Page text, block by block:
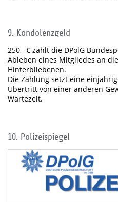
9. Kondolenzgeld
250,- € zahlt die DPolG
Ableben eines Mitgliedes an
Hinterbliebenen.
Die Zahlung setzt eine
Übertritt von einer anderen
Wartezeit.
10. Polizeispiegel